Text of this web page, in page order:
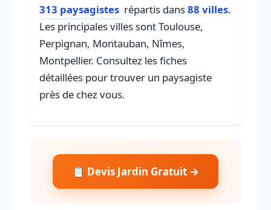
313 paysagistes répartis dans88 villes.
Les principales villes sont Toulouse,
Perpignan, Montauban, Nîmes,
Montpellier. Consultez les fiches
détaillées pour trouver un paysagiste
près de chez vous.
📋 Devis Jardin Gratuit →